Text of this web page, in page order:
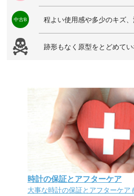
中古B 程よい使用感や多少のキズ
跡形もなく原型をとどめて
時計の保証とアフターケア
大事な時計の保証とアフターケア